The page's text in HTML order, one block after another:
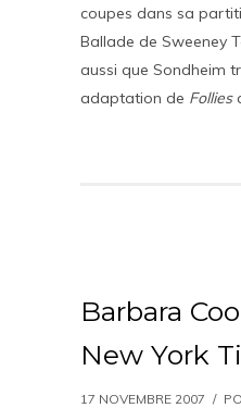
coupes dans sa
Ballade de Sweeney
aussi que Sondheim
adaptation de Follies
Barbara
New York
17 NOVEMBRE 2007 /